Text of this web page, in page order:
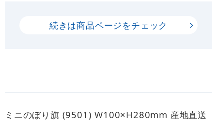
続きは商品ページをチェック
ミニのぼり旗 (9501) W100×H280mm 産地直送